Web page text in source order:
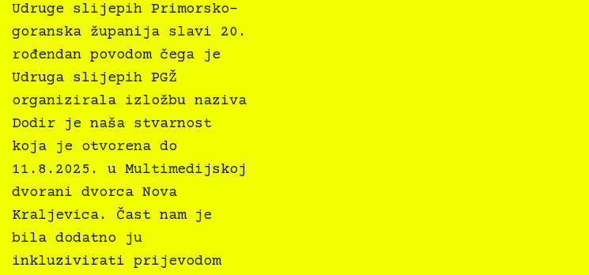
Udruge slijepih Primorsko-
goranska županija slavi 20.
rođendan povodom čega je
Udruga slijepih PGŽ
organizirala izložbu naziva
Dodir je naša stvarnost
koja je otvorena do
11.8.2025. u Multimedijskoj
dvorani dvorca Nova
Kraljevica. Čast nam je
bila dodatno ju
inkluzivirati prijevodom